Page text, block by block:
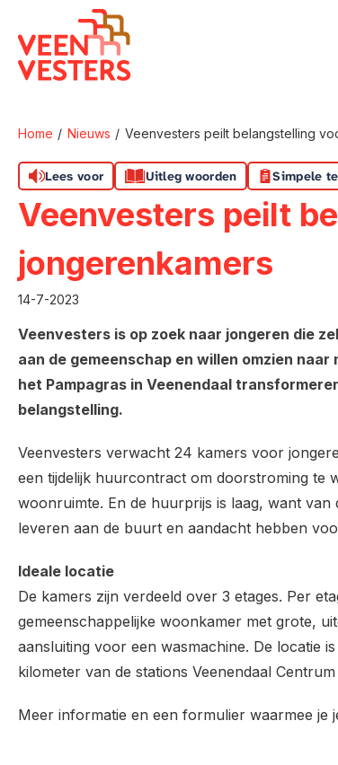
Naar hoofdinhoud
Naar hoofdnavigatiemenu
Naar zoeken
Naar de homepage
Home Nieuws Veenvesters peilt belangstelling
Lees voor Uitleg woorden Simpele
Veenvesters peilt
jongerenkamers
14-7-2023
Veenvesters is op zoek naar jongeren die
aan de gemeenschap en willen omzien
het Pampagras in Veenendaal
belangstelling.
Veenvesters verwacht 24 kamers voor
een tijdelijk huurcontract om doorstroming te
woonruimte. En de huurprijs is laag, want
leveren aan de buurt en aandacht hebben
Ideale locatie
De kamers zijn verdeeld over 3 etages. Per
gemeenschappelijke woonkamer met grote,
aansluiting voor een wasmachine. De locatie
kilometer van de stations Veenendaal
Meer informatie en een formulier waarmee je